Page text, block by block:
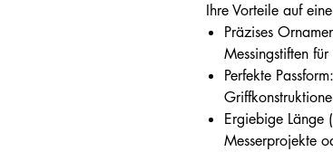
Ihre Vorteile auf
Präzises
Messingstiften
Perfekte
Ergiebige Länge
Messerprojekte